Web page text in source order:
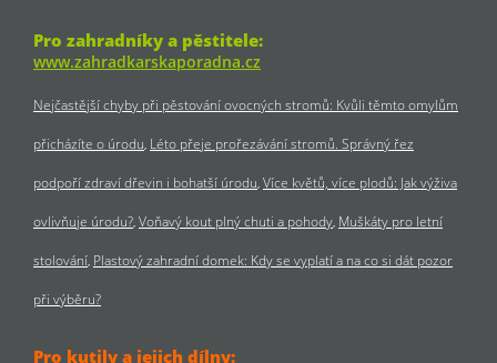
Pro zahradníky a pěstitele:
www.zahradkarskaporadna.cz
Nejčastější chyby při pěstování ovocných stromů: Kvůli těmto omylům
přicházíte o úrodu Léto přeje prořezávání stromů. Správný řez
podpoří zdraví dřevin i bohatší úrodu Více květů, více plodů: Jak výživa
ovlivňuje úrodu? Voňavý kout plný chuti a pohody Muškáty pro letní
stolování Plastový zahradní domek: Kdy se vyplatí a na co si dát pozor
při výběru?
Pro kutily a jejich dílny: